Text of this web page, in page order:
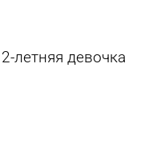
летняя девочка